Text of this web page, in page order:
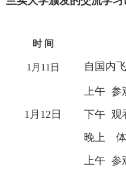
时 间
1月11日 自国内
1月12日
上午
下午 观
晚上 体
上午